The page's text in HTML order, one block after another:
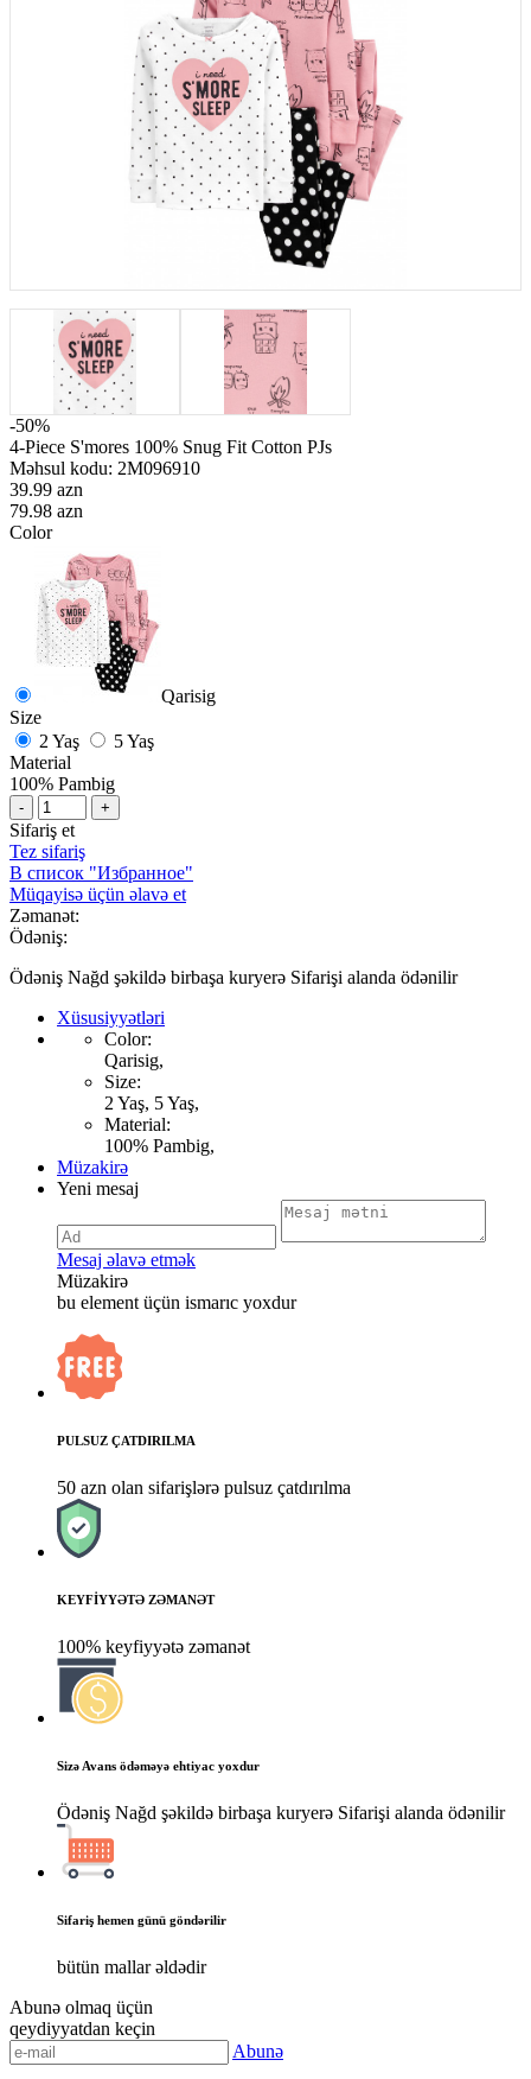
-50%
4-Piece S'mores 100% Snug Fit Cotton PJs
Məhsul kodu: 2M096910
39.99 azn
79.98 azn
Color
Qarisig
Size
2 Yaş
5 Yaş
Material
100% Pambig
- +
Sifariş et
Tez sifariş
В список "Избранное"
Müqayisə üçün əlavə et
Zəmanət:
Ödəniş:
Ödəniş Nağd şəkildə birbaşa kuryerə Sifarişi alanda ödənilir
Xüsusiyyətləri
Color:
Qarisig,
Size:
2 Yaş, 5 Yaş,
Material:
100% Pambig,
Müzakirə
Yeni mesaj
Mesaj əlavə etmək
Müzakirə
bu element üçün ismarıc yoxdur
PULSUZ ÇATDIRILMA
50 azn olan sifarişlərə pulsuz çatdırılma
KEYFİYYƏTƏ ZƏMANƏT
100% keyfiyyətə zəmanət
Sizə Avans ödəməyə ehtiyac yoxdur
Ödəniş Nağd şəkildə birbaşa kuryerə Sifarişi alanda ödənilir
Sifariş hemen günü göndərilir
bütün mallar əldədir
Abunə olmaq üçün
qeydiyyatdan keçin
Abunə